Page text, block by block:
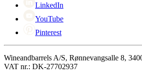
LinkedIn
YouTube
Pinterest
Wineandbarrels A/S, Rønnevangsalle 8,
VAT nr.: DK-27702937